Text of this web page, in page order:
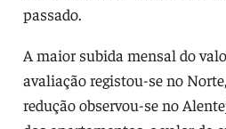
passado.
A maior subida mensal do
avaliação registou-se no
redução observou-se no